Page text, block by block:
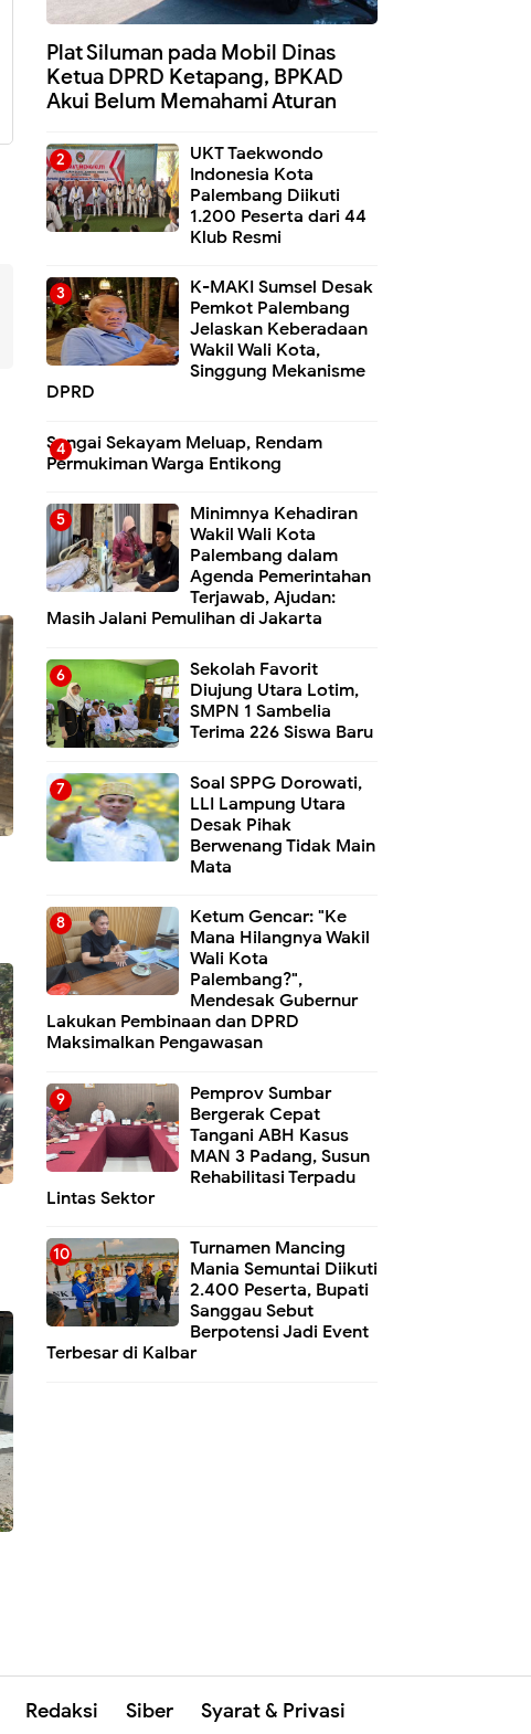
Plat Siluman pada Mobil Dinas
Ketua DPRD Ketapang, BPKAD
Akui Belum Memahami Aturan
UKT Taekwondo
Indonesia Kota
Palembang Diikuti
1.200 Peserta dari 44
Klub Resmi
K-MAKI Sumsel Desak
Pemkot Palembang
Jelaskan Keberadaan
Wakil Wali Kota,
Singgung Mekanisme
DPRD
Sungai Sekayam Meluap, Rendam
Permukiman Warga Entikong
Minimnya Kehadiran
Wakil Wali Kota
Palembang dalam
Agenda Pemerintahan
Terjawab, Ajudan:
Masih Jalani Pemulihan di Jakarta
Sekolah Favorit
Diujung Utara Lotim,
SMPN 1 Sambelia
Terima 226 Siswa Baru ‎
Soal SPPG Dorowati,
LLI Lampung Utara
Desak Pihak
Berwenang Tidak Main
Mata
Ketum Gencar: "Ke
Mana Hilangnya Wakil
Wali Kota
Palembang?",
Mendesak Gubernur
Lakukan Pembinaan dan DPRD
Maksimalkan Pengawasan
Pemprov Sumbar
Bergerak Cepat
Tangani ABH Kasus
MAN 3 Padang, Susun
Rehabilitasi Terpadu
Lintas Sektor
Turnamen Mancing
Mania Semuntai Diikuti
2.400 Peserta, Bupati
Sanggau Sebut
Berpotensi Jadi Event
Terbesar di Kalbar
Redaksi Siber Syarat & Privasi